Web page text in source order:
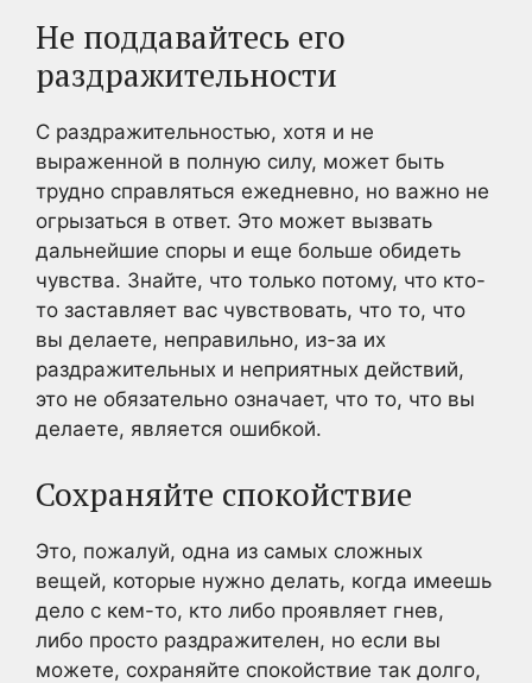
Не поддавайтесь его
раздражительности
С раздражительностью, хотя и не
выраженной в полную силу, может быть
трудно справляться ежедневно, но важно не
огрызаться в ответ. Это может вызвать
дальнейшие споры и еще больше обидеть
чувства. Знайте, что только потому, что кто-
то заставляет вас чувствовать, что то, что
вы делаете, неправильно, из-за их
раздражительных и неприятных действий,
это не обязательно означает, что то, что вы
делаете, является ошибкой.
Сохраняйте спокойствие
Это, пожалуй, одна из самых сложных
вещей, которые нужно делать, когда имеешь
дело с кем-то, кто либо проявляет гнев,
либо просто раздражителен, но если вы
можете, сохраняйте спокойствие так долго,